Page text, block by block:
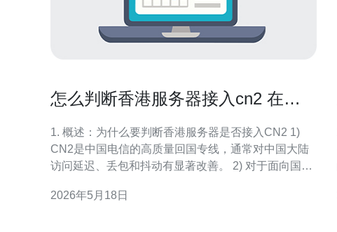
怎么判断香港服务器接入cn2 在选
1. 概述：为什么要判断香港服务器是否接入CN2 1)
CN2是中国电信的高质量回国专线，通常对中国大陆
访问延迟、丢包和抖动有显著改善。 2) 对于面向国内
访问体验和稳定性。 3) 不是所有香港机房都具备CN2
2026年5月18日